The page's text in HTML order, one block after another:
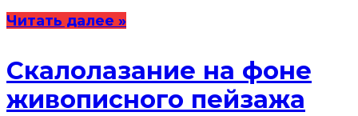
Читать далее »
Скалолазание на фоне
живописного пейзажа